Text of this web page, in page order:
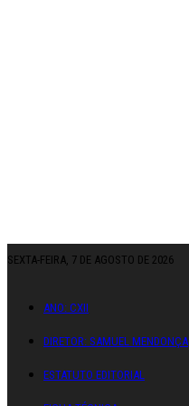
SEXTA-FEIRA, 7 DE AGOSTO DE 2026
ANO: CXII
DIRETOR: SAMUEL MENDONÇA
ESTATUTO EDITORIAL